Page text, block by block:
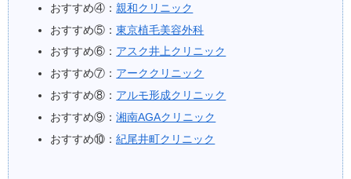
おすすめ④：親和クリニック
おすすめ⑤：東京植毛美容外科
おすすめ⑥： アスク井上クリニック
おすすめ⑦： アーククリニック
おすすめ⑧： アルモ形成クリニック
おすすめ⑨：湘南AGAクリニック
おすすめ⑩：紀尾井町クリニック